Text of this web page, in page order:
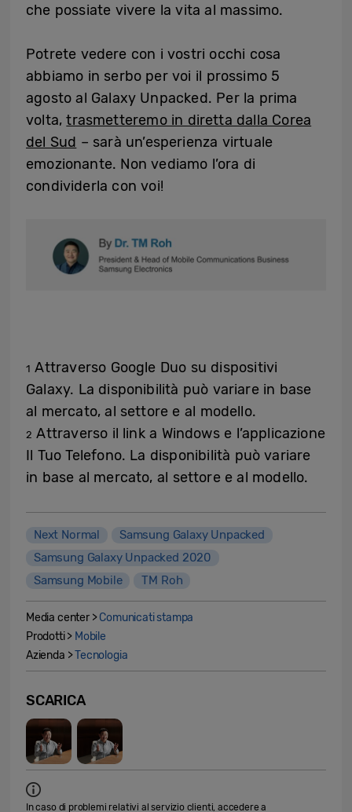
che possiate vivere la vita al massimo.
Potrete vedere con i vostri occhi cosa
abbiamo in serbo per voi il prossimo 5
agosto al Galaxy Unpacked. Per la prima
volta,trasmetteremo in diretta dalla Corea
del Sud – sarà un’esperienza virtuale
emozionante. Non vediamo l’ora di
condividerla con voi!
1 Attraverso Google Duo su dispositivi
Galaxy. La disponibilità può variare in base
al mercato, al settore e al modello.
2 Attraverso il link a Windows e l’applicazione
Il Tuo Telefono. La disponibilità può variare
in base al mercato, al settore e al modello.
Next Normal
Samsung Galaxy Unpacked
Samsung Galaxy Unpacked 2020
Samsung Mobile
TM Roh
Media center >Comunicati stampa
Prodotti > Mobile
Azienda >Tecnologia
SCARICA
In caso di problemi relativi al servizio clienti, accedere a